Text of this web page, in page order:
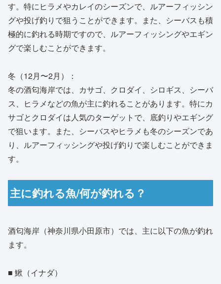
す。特にヒラメやカレイのシーズンで、ルアーフィッシン
グや投げ釣りで狙うことができます。また、シーバスも積
極的に釣れる時期ですので、ルアーフィッシングやエギン
グで楽しむことができます。
冬（12月〜2月）：
冬の酒匂海岸では、カサゴ、クロダイ、シロギス、シーバ
ス、ヒラメなどの魚が主に釣れることがあります。特にカ
サゴとクロダイは人気のターゲットで、底釣りやエギング
で狙います。また、シーバスやヒラメも冬のシーズンであ
り、ルアーフィッシングや投げ釣りで楽しむことができま
す。
主に釣れる魚/何が釣れる？
酒匂海岸（神奈川県小田原市）では、主に以下の魚が釣れ
ます。
■ 鰍（イナダ）